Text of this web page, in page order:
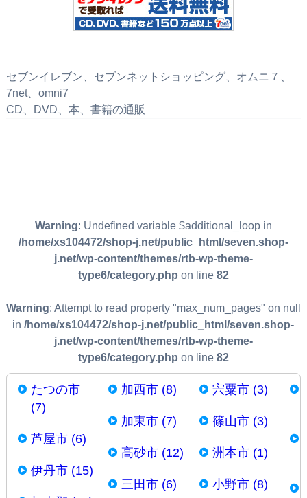
セブンイレブン、セブンネットショッピング、オムニ７、
7net、omni7
CD、DVD、本、書籍の通販
Warning: Undefined variable $additional_loop in
/home/xs104472/shop-j.net/public_html/seven.shop-
j.net/wp-content/themes/rtb-wp-theme-
type6/category.php on line 82
Warning: Attempt to read property "max_num_pages" on null
in/home/xs104472/shop-j.net/public_html/seven.shop-
j.net/wp-content/themes/rtb-wp-theme-
type6/category.php on line 82
たつの市
(7)
芦屋市 (6)
伊丹市 (15)
加西市 (8)
加東市 (7)
高砂市 (12)
三田市 (6)
宍粟市 (3)
篠山市 (3)
洲本市 (1)
小野市 (8)